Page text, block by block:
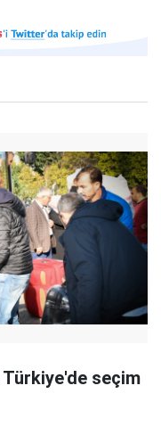
Türkiye'de seçim